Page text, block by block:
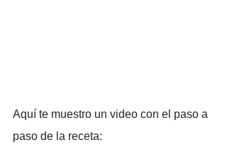
Aquí te muestro un video con el paso a
paso de la receta: